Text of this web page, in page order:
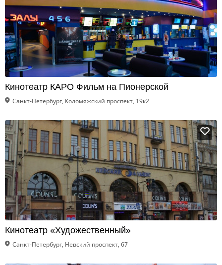
Кинотеатр КАРО Фильм на Пионерской
Санкт-Петербург, Коломяжский проспект, 19к2
Кинотеатр «Художественный»
Санкт-Петербург, Невский проспект, 67